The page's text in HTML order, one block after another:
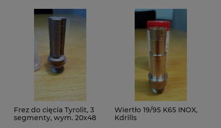
Frez do cięcia Tyrolit, 3
segmenty, wym. 20x48
Wiertło 19/95 K65 INOX,
Kdrills